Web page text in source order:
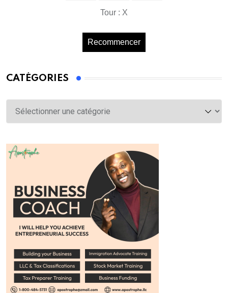
Tour : X
Recommencer
CATÉGORIES
Catégories